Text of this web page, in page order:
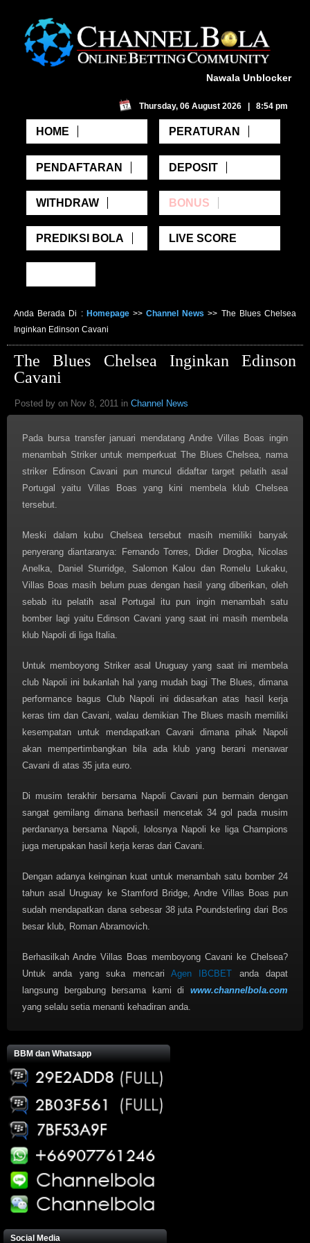
Nawala Unblocker
Thursday, 06 August 2026 | 8:54 pm
HOME PERATURAN
PENDAFTARAN DEPOSIT
WITHDRAW BONUS
PREDIKSI BOLA LIVE SCORE
Anda Berada Di : Homepage>>Channel News >> The Blues Chelsea
Inginkan Edinson Cavani
The Blues Chelsea Inginkan Edinson
Cavani
Posted by on Nov 8, 2011 in Channel News
Pada bursa transfer januari mendatang Andre Villas Boas ingin
menambah Striker untuk memperkuat The Blues Chelsea, nama
striker Edinson Cavani pun muncul didaftar target pelatih asal
Portugal yaitu Villas Boas yang kini membela klub Chelsea
tersebut.
Meski dalam kubu Chelsea tersebut masih memiliki banyak
penyerang diantaranya: Fernando Torres, Didier Drogba, Nicolas
Anelka, Daniel Sturridge, Salomon Kalou dan Romelu Lukaku,
Villas Boas masih belum puas dengan hasil yang diberikan, oleh
sebab itu pelatih asal Portugal itu pun ingin menambah satu
bomber lagi yaitu Edinson Cavani yang saat ini masih membela
klub Napoli di liga Italia.
Untuk memboyong Striker asal Uruguay yang saat ini membela
club Napoli ini bukanlah hal yang mudah bagi The Blues, dimana
performance bagus Club Napoli ini didasarkan atas hasil kerja
keras tim dan Cavani, walau demikian The Blues masih memiliki
kesempatan untuk mendapatkan Cavani dimana pihak Napoli
akan mempertimbangkan bila ada klub yang berani menawar
Cavani di atas 35 juta euro.
Di musim terakhir bersama Napoli Cavani pun bermain dengan
sangat gemilang dimana berhasil mencetak 34 gol pada musim
perdananya bersama Napoli, lolosnya Napoli ke liga Champions
juga merupakan hasil kerja keras dari Cavani.
Dengan adanya keinginan kuat untuk menambah satu bomber 24
tahun asal Uruguay ke Stamford Bridge, Andre Villas Boas pun
sudah mendapatkan dana sebesar 38 juta Poundsterling dari Bos
besar klub, Roman Abramovich.
Berhasilkah Andre Villas Boas memboyong Cavani ke Chelsea?
Untuk anda yang suka mencari Agen IBCBET anda dapat
langsung bergabung bersama kami di www.channelbola.com
yang selalu setia menanti kehadiran anda.
BBM dan Whatsapp
Social Media